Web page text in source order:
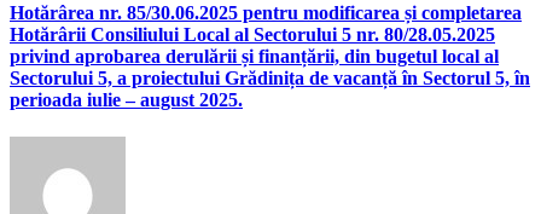
Hotărârea nr. 85/30.06.2025 pentru modificarea și completarea
Hotărârii Consiliului Local al Sectorului 5 nr. 80/28.05.2025
privind aprobarea derulării și finanțării, din bugetul local al
Sectorului 5, a proiectului Grădinița de vacanță în Sectorul 5, în
perioada iulie – august 2025.